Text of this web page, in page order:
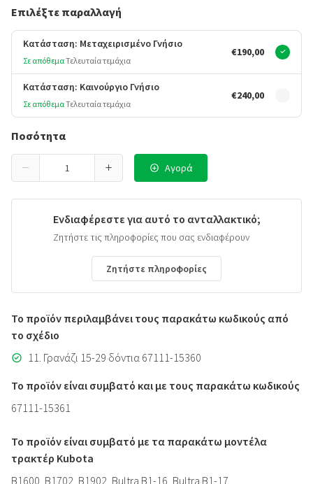
Επιλέξτε παραλλαγή
Κατάσταση: Μεταχειρισμένο Γνήσιο
Σε απόθεμαΤελευταία τεμάχια
€190,00
Κατάσταση: Καινούργιο Γνήσιο
Σε απόθεμαΤελευταία τεμάχια
€240,00
Ποσότητα
Αγορά
Ενδιαφέρεστε για αυτό το ανταλλακτικό;
Ζητήστε τις πληροφορίες που σας ενδιαφέρουν
Ζητήστε πληροφορίες
Το προϊόν περιλαμβάνει τους παρακάτω κωδικούς από
το σχέδιο
11. Γρανάζι 15-29 δόντια 67111-15360
Το προϊόν είναι συμβατό και με τους παρακάτω κωδικούς
67111-15361
Το προϊόν είναι συμβατό με τα παρακάτω μοντέλα
τρακτέρ Kubota
B1600, B1702, B1902, Bultra B1-16, Bultra B1-17